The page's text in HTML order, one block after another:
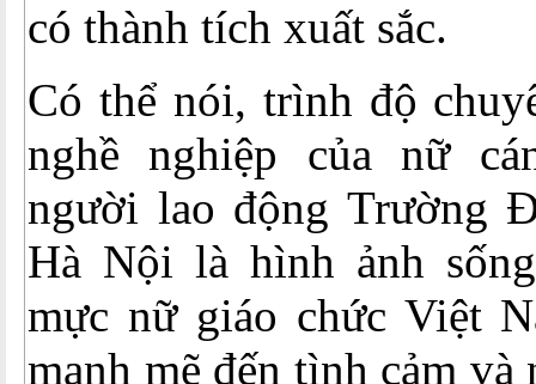
có thành tích xuất sắc.
Có thể nói, trình độ
nghề nghiệp của nữ
người lao động Trường
Hà Nội là hình ảnh
mực nữ giáo chức Việt
mạnh mẽ đến tình cảm và